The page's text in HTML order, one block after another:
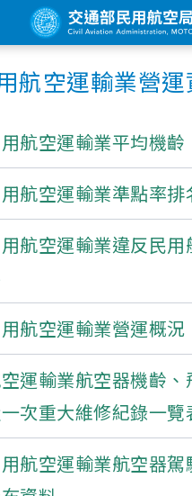
航空運輸業營
航空運輸業平均機齡
航空運輸業準點率排
航空運輸業違反民用
航空運輸業營運概況
運輸業航空器機齡、
次重大維修紀錄一覽
航空運輸業航空器駕